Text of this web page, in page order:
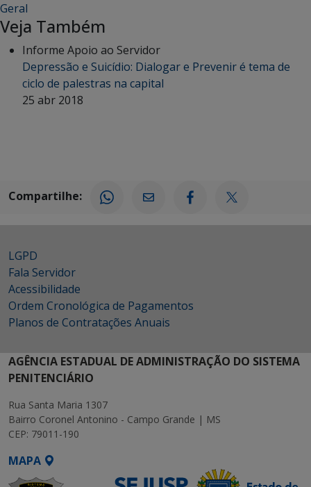
Geral
Veja Também
Informe Apoio ao Servidor
Depressão e Suicídio: Dialogar e Prevenir é tema de
ciclo de palestras na capital
25 abr 2018
Compartilhe:
LGPD
Fala Servidor
Acessibilidade
Ordem Cronológica de Pagamentos
Planos de Contratações Anuais
AGÊNCIA ESTADUAL DE ADMINISTRAÇÃO DO SISTEMA
PENITENCIÁRIO
Rua Santa Maria 1307
Bairro Coronel Antonino - Campo Grande | MS
CEP: 79011-190
MAPA